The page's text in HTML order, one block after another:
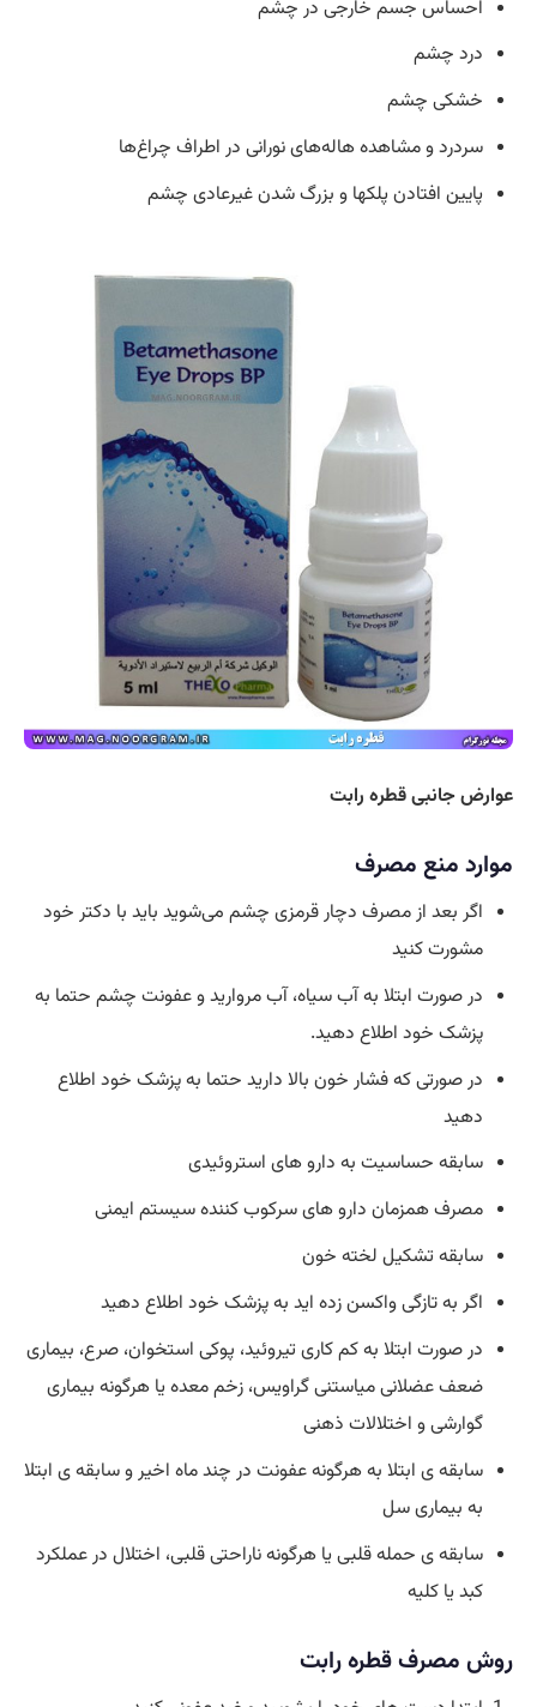
احساس جسم خارجی در چشم
درد چشم
خشکی چشم
سردرد و مشاهده هاله‌های نورانی در اطراف چراغ‌ها
پایین افتادن پلک‎ها و بزرگ شدن غیرعادی چشم
عوارض جانبی قطره رابت
موارد منع مصرف
اگر بعد از مصرف دچار قرمزی چشم می‌شوید باید با دکتر خود
مشورت کنید
در صورت ابتلا به آب سیاه، آب مروارید و عفونت چشم حتما به
پزشک خود اطلاع دهید.
در صورتی که فشار خون بالا دارید حتما به پزشک خود اطلاع
دهید
سابقه حساسیت به دارو های استروئیدی
مصرف همزمان دارو های سرکوب کننده سیستم ایمنی
سابقه تشکیل لخته خون
اگر به تازگی واکسن زده اید به پزشک خود اطلاع دهید
در صورت ابتلا به کم کاری تیروئید، پوکی استخوان، صرع، بیماری
ضعف عضلانی میاستنی گراویس، زخم معده یا هرگونه بیماری
گوارشی و اختلالات ذهنی
سابقه ی ابتلا به هرگونه عفونت در چند ماه اخیر و سابقه ی ابتلا
به بیماری سل
سابقه ی حمله قلبی یا هرگونه ناراحتی قلبی، اختلال در عملکرد
کبد یا کلیه
روش مصرف قطره رابت